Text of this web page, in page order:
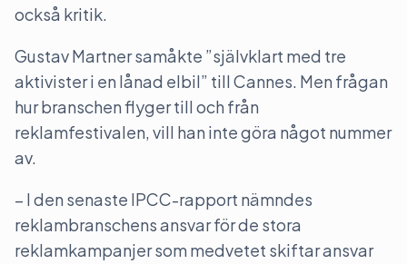
också kritik.
Gustav Martner samåkte ”självklart med tre
aktivister i en lånad elbil” till Cannes. Men frågan
hur branschen flyger till och från
reklamfestivalen, vill han inte göra något nummer
av.
– I den senaste IPCC-rapport nämndes
reklambranschens ansvar för de stora
reklamkampanjer som medvetet skiftar ansvar